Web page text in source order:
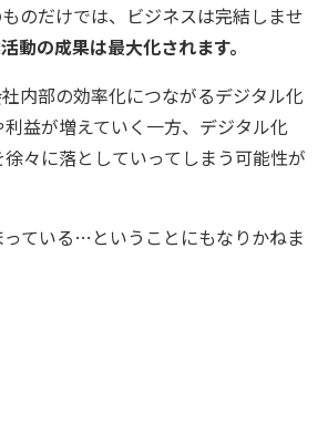
のだけでは、ビジネスは完結しませ
動の成果は最大化されます。
内部の効率化につながるデジタル化
益が増えていく一方、デジタル化
々に落としていってしまう可能性が
ている…ということにもなりかねま